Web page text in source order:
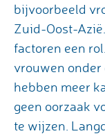
bijvoorbeeld
Zuid-Oost-
factoren een
vrouwen onder
hebben meer
geen oorzaak
te wijzen.